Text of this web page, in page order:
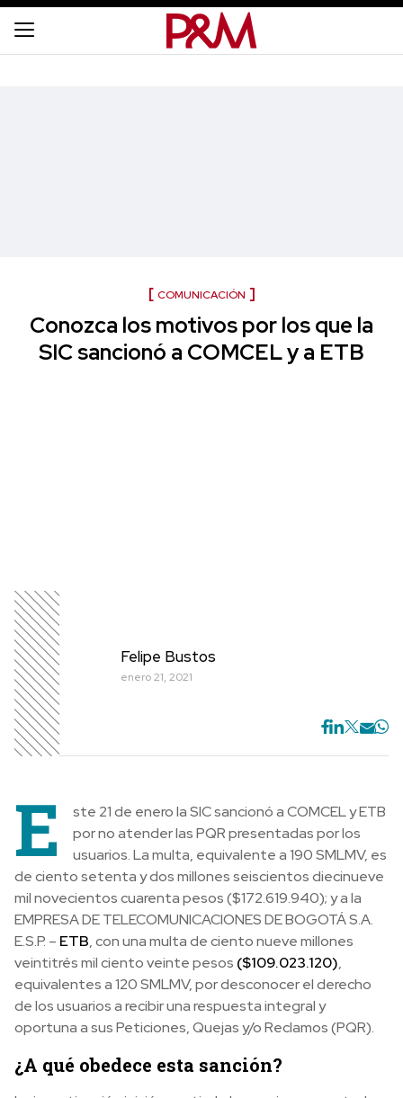
COMUNICACIÓN
Conozca los motivos por los que la
SIC sancionó a COMCEL y a ETB
Felipe Bustos
enero 21, 2021
E
ste 21 de enero la SIC sancionó a COMCEL y ETB
por no atender las PQR presentadas por los
usuarios. La multa, equivalente a 190 SMLMV, es
de ciento setenta y dos millones seiscientos diecinueve
mil novecientos cuarenta pesos ($172.619.940); y a la
EMPRESA DE TELECOMUNICACIONES DE BOGOTÁ S.A.
E.S.P. – ETB, con una multa de ciento nueve millones
veintitrés mil ciento veinte pesos ($109.023.120),
equivalentes a 120 SMLMV, por desconocer el derecho
de los usuarios a recibir una respuesta integral y
oportuna a sus Peticiones, Quejas y/o Reclamos (PQR).
¿A qué obedece esta sanción?